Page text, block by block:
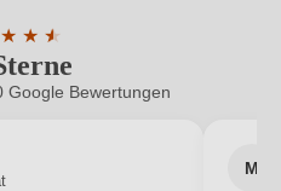
★ ★ ★
★
Bewertung von 4.7
Google Bewertungen
M